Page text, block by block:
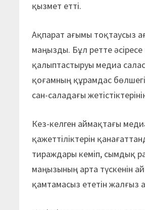
қызмет етті.
Ақпарат ағымы тоқтаусыз
маңызды. Бұл ретте
қалыптастыруы медиа
қоғамның құрамдас
сан-саладағы
Кез-келген аймақтағы
қажеттіліктерін
тираждары кеміп, сымдық
маңызының арта түскенін
қамтамасыз ететін жалғыз